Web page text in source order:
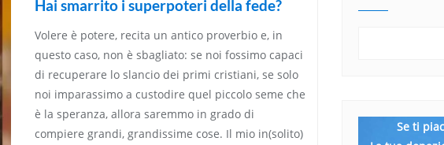
Hai smarrito i superpoteri della fede?
Volere è potere, recita un antico proverbio e, in
questo caso, non è sbagliato: se noi fossimo capaci
di recuperare lo slancio dei primi cristiani, se solo
noi imparassimo a custodire quel piccolo seme che
è la speranza, allora saremmo in grado di
compiere grandi, grandissime cose. Il mio in(solito)
Se ti